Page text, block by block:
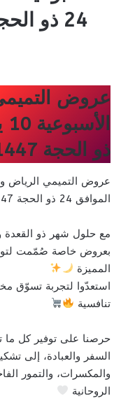
عروض
ذو الحجة 1447 التخفيضات الكبرى
الموافق 24 ذو الحجة 1447 التخفيضات الكبرى
مع حلول شهر ذو القعدة
بعروض خاصة صُمّمت
المميزة
استعدّوا لتجربة تسوّق
تنافسية
حرصنا على توفير كل ما
السفر والعبادة، إلى
والمكسرات، والتمور
الروحانية